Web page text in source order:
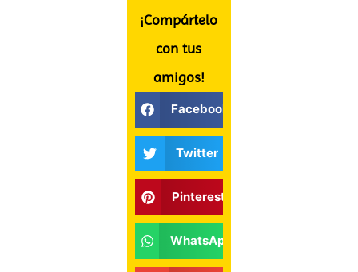
¡Compártelo
con tus
amigos!
Facebook
Twitter
Pinterest
WhatsApp